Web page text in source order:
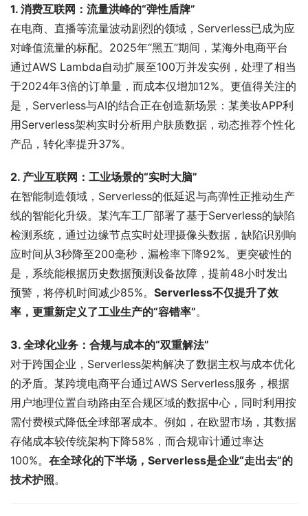
1. 消费互联网：流量洪峰的“弹性盾牌”
在电商、直播等流量波动剧烈的领域，Serverless已成为应
对峰值流量的标配。2025年“黑五”期间，某海外电商平台
通过AWS Lambda自动扩展至100万并发实例，处理了相当
于2024年3倍的订单量，而成本仅增加12%。更值得关注的
是，Serverless与AI的结合正在创造新场景：某美妆APP利
用Serverless架构实时分析用户肤质数据，动态推荐个性化
产品，转化率提升37%。
2. 产业互联网：工业场景的“实时大脑”
在智能制造领域，Serverless的低延迟与高弹性正推动生产
线的智能化升级。某汽车工厂部署了基于Serverless的缺陷
检测系统，通过边缘节点实时处理摄像头数据，缺陷识别响
应时间从3秒降至200毫秒，漏检率下降92%。更突破性的
是，系统能根据历史数据预测设备故障，提前48小时发出
预警，将停机时间减少85%。 Serverless不仅提升了效
率，更重新定义了工业生产的“容错率”。
3. 全球化业务：合规与成本的“双重解法”
对于跨国企业，Serverless架构解决了数据主权与成本优化
的矛盾。某跨境电商平台通过AWS Serverless服务，根据
用户地理位置自动路由至合规区域的数据中心，同时利用按
需付费模式降低全球部署成本。例如，在欧盟市场，其数据
存储成本较传统架构下降58%，而合规审计通过率达
100%。 在全球化的下半场，Serverless是企业“走出去”的
技术护照。